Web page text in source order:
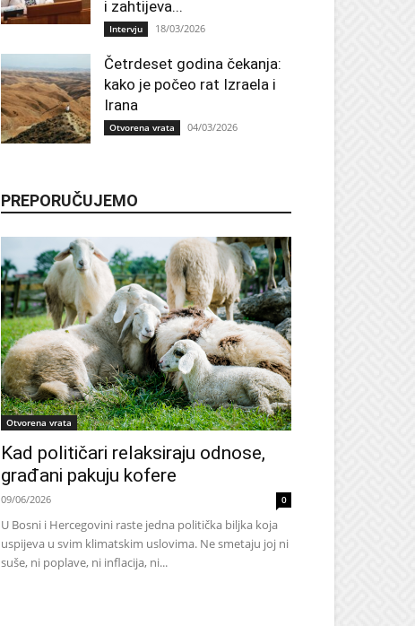
i zahtijeva...
Intervju 18/03/2026
Četrdeset godina čekanja:
kako je počeo rat Izraela i
Irana
Otvorena vrata 04/03/2026
PREPORUČUJEMO
Otvorena vrata
Kad političari relaksiraju odnose,
građani pakuju kofere
09/06/2026 0
U Bosni i Hercegovini raste jedna politička biljka koja
uspijeva u svim klimatskim uslovima. Ne smetaju joj ni
suše, ni poplave, ni inflacija, ni...